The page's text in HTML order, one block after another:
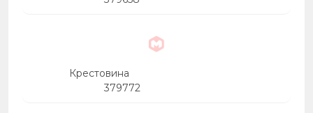
Крестовина
379772